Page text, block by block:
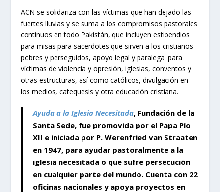
ACN se solidariza con las víctimas que han dejado las
fuertes lluvias y se suma a los compromisos pastorales
continuos en todo Pakistán, que incluyen estipendios
para misas para sacerdotes que sirven a los cristianos
pobres y perseguidos, apoyo legal y paralegal para
víctimas de violencia y opresión, iglesias, conventos y
otras estructuras, así como católicos, divulgación en
los medios, catequesis y otra educación cristiana.
Ayuda a la Iglesia Necesitada, Fundación de la
Santa Sede, fue promovida por el Papa Pío
XII e iniciada por P. Werenfried van Straaten
en 1947, para ayudar pastoralmente a la
iglesia necesitada o que sufre persecución
en cualquier parte del mundo. Cuenta con 22
oficinas nacionales y apoya proyectos en